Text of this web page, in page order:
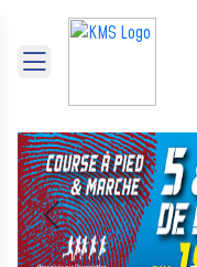
Précédent
Panneau de gestion des cookies